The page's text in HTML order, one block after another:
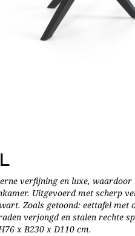
verfijning en luxe, waardoor
Uitgevoerd met scherp
Zoals getoond: eettafel met
verjongd en stalen rechte
x B230 x D110 cm.